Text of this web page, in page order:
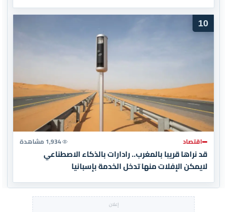
10
اقتصاد 1,934 مشاهدة
قد نراها قريبا بالمغرب.. رادارات بالذكاء الاصطناعي
لايمكن الإفلات منها تدخل الخدمة بإسبانيا